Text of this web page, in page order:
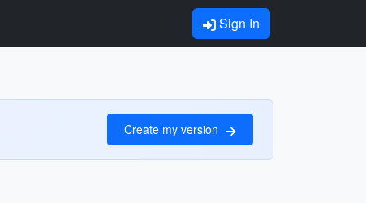
Sign In
Create my version